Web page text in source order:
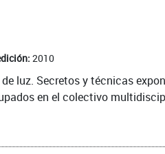
2010
luz. Secretos y técnicas
en el colectivo